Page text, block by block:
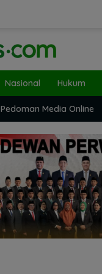
Nasional Hukum
Pedoman Media Online